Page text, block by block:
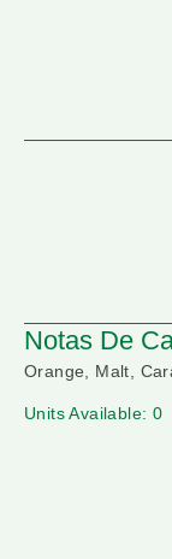
Notas De
Orange, Malt,
Units Available: 0